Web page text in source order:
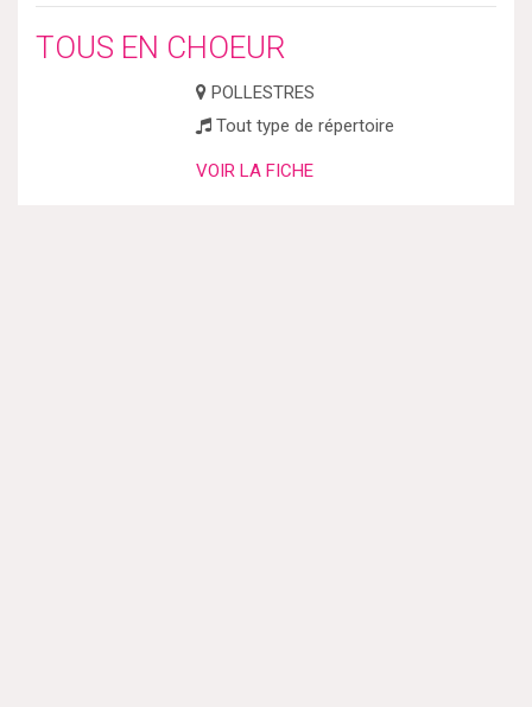
TOUS EN CHOEUR
POLLESTRES
Tout type de répertoire
VOIR LA FICHE